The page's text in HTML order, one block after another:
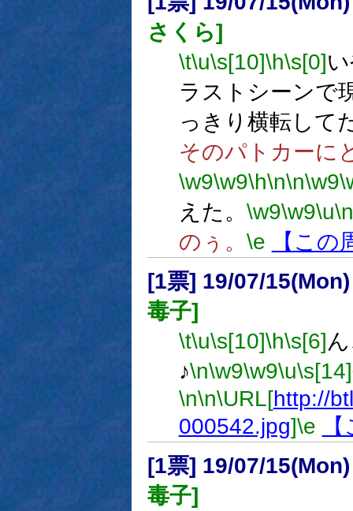
さくら]
\t\u\s[10]\h\s[0]
ラストシーンで
っきり横転して
そのパトカーに
\w9\w9\h\n\n\w9
えた。 \w9\w9\u\n
のぅ。 \e
【この
[1票] 19/07/
毒子]
\t\u\s[10]\h\s[6]
♪\n\w9\w9\u\s[14]
\n\n\URL[http://
000542.jpg]\e
[1票] 19/07/
毒子]